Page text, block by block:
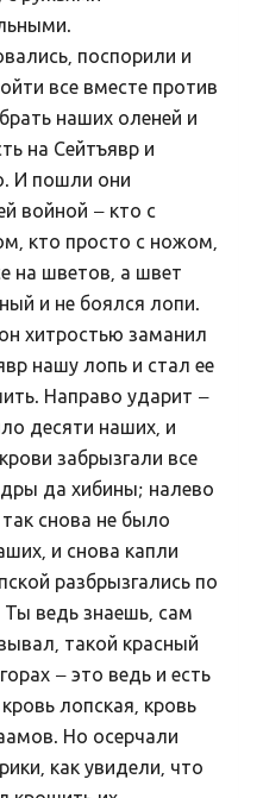
10237 (2024)
10236 (2023)
поспорили и
все вместе против
наших оленей и
на Сейтъявр и
И пошли они
войной – кто с
кто просто с ножом,
на шветов, а швет
и не боялся лопи.
хитростью заманил
нашу лопь и стал ее
Направо ударит –
десяти наших, и
забрызгали все
да хибины; налево
снова не было
и снова капли
разбрызгались по
ведь знаешь, сам
такой красный
– это ведь и есть
лопская, кровь
Но осерчали
как увидели, что